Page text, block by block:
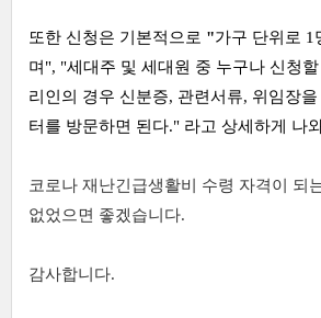
또한 신청은 기본적으로 "가구 단위로 1
며", "세대주 및 세대원 중 누구나 신청
리인의 경우 신분증, 관련서류, 위임장을
터를 방문하면 된다." 라고 상세하게 나
코로나 재난긴급생활비 수령 자격이 되
없었으면 좋겠습니다.
감사합니다.